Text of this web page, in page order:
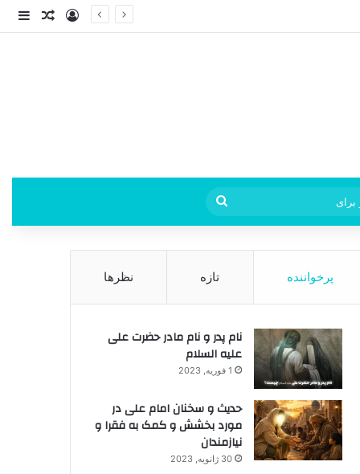
ورودنوشته
جستجو
برای
پرخواننده تازه نظرها
نام پدر و نام مادر حضرت علی
علیه السلام
1 فوریه, 2023
حدیث و سخنان امام علی در
مورد بخشش و کمک به فقرا و
نیازمندان
30 ژانویه, 2023